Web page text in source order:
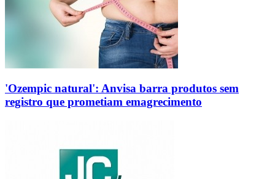
'Ozempic natural': Anvisa barra produtos sem
registro que prometiam emagrecimento